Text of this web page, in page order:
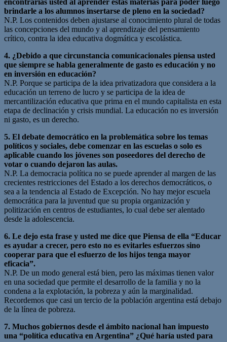
brindarle a los alumnos insertarse de pleno en la sociedad?
N.P. Los contenidos deben ajustarse al conocimiento plural de todas
las concepciones del mundo y al aprendizaje del pensamiento
crítico, contra la idea educativa dogmática y escolástica.
4. ¿Debido a que circunstancia comunicacionales piensa usted
que siempre se habla generalmente de gasto es educación y no
en inversión en educación?
N.P. Porque se participa de la idea privatizadora que considera a la
educación un terreno de lucro y se participa de la idea de
mercantilización educativa que prima en el mundo capitalista en esta
etapa de declinación y crisis mundial. La educación no es inversión
ni gasto, es un derecho.
5. El debate democrático en la problemática sobre los temas
políticos y sociales, debe comenzar en las escuelas o solo es
aplicable cuando los jóvenes son poseedores del derecho de
votar o cuando dejaron las aulas.
N.P. La democracia política no se puede aprender al margen de las
crecientes restricciones del Estado a los derechos democráticos, o
sea a la tendencia al Estado de Excepción. No hay mejor escuela
democrática para la juventud que su propia organización y
politización en centros de estudiantes, lo cual debe ser alentado
desde la adolescencia.
6. Le dejo esta frase y usted me dice que Piensa de ella “Educar
es ayudar a crecer, pero esto no es evitarles esfuerzos sino
cooperar para que el esfuerzo de los hijos tenga mayor
eficacia”.
N.P. De un modo general está bien, pero las máximas tienen valor
en una sociedad que permite el desarrollo de la familia y no la
condena a la explotación, la pobreza y aún la marginalidad.
Recordemos que casi un tercio de la población argentina está debajo
de la línea de pobreza.
7. Muchos gobiernos desde el ámbito nacional han impuesto
una “política educativa en Argentina” ¿Qué haría usted para